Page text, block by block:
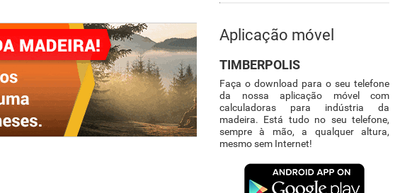
Aplicação móvel
TIMBERPOLIS
Faça o download para o seu telefone
da nossa aplicação móvel com
calculadoras para indústria da
madeira. Está tudo no seu telefone,
sempre à mão, a qualquer altura,
mesmo sem Internet!